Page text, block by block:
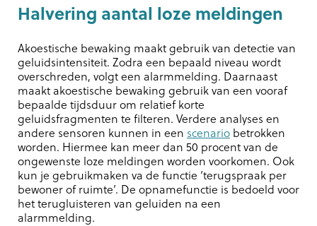
Halvering aantal loze meldingen
Akoestische bewaking maakt gebruik van detectie van
geluidsintensiteit. Zodra een bepaald niveau wordt
overschreden, volgt een alarmmelding. Daarnaast
maakt akoestische bewaking gebruik van een vooraf
bepaalde tijdsduur om relatief korte
geluidsfragmenten te filteren. Verdere analyses en
andere sensoren kunnen in een scenario betrokken
worden. Hiermee kan meer dan 50 procent van de
ongewenste loze meldingen worden voorkomen. Ook
kun je gebruikmaken va de functie ‘terugspraak per
bewoner of ruimte’. De opnamefunctie is bedoeld voor
het terugluisteren van geluiden na een
alarmmelding.